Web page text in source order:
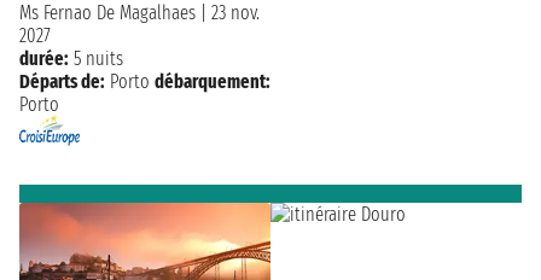
Ms Fernao De Magalhaes
23 nov.
2027
durée: 5 nuits
Départs de: Porto débarquement:
Porto